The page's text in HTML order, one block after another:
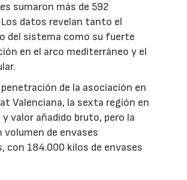
sumaron más de 592
datos revelan tanto el
del sistema como su fuerte
en el arco mediterráneo y el
de la asociación en
Valenciana, la sexta región en
valor añadido bruto, pero la
volumen de envases
con 184.000 kilos de envases